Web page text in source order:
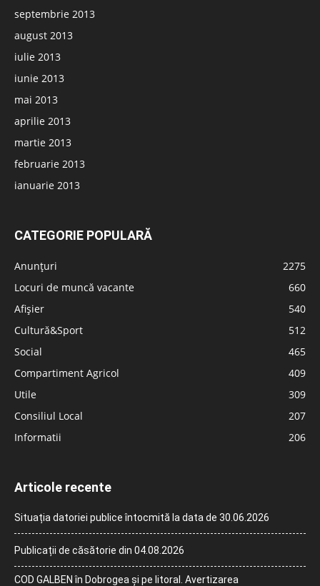
septembrie 2013
august 2013
iulie 2013
iunie 2013
mai 2013
aprilie 2013
martie 2013
februarie 2013
ianuarie 2013
CATEGORIE POPULARĂ
Anunțuri
2275
Locuri de muncă vacante
660
Afișier
540
Cultură&Sport
512
Social
465
Compartiment Agricol
409
Utile
309
Consiliul Local
207
Informatii
206
Articole recente
Situația datoriei publice întocmită la data de 30.06.2026
Publicații de căsătorie din 04.08.2026
COD GALBEN în Dobrogea și pe litoral. Avertizarea